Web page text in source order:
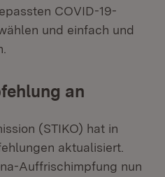
COVID-19-
und einfach und
an
(STIKO) hat in
aktualisiert.
Auffrischimpfung nun